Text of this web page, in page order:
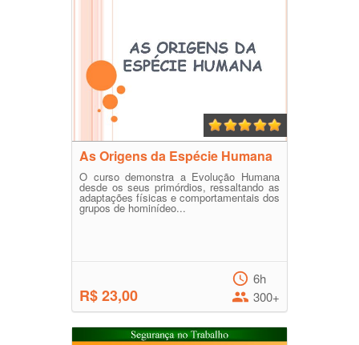
As Origens da Espécie Humana
O curso demonstra a Evolução Humana
desde os seus primórdios, ressaltando as
adaptações físicas e comportamentais dos
grupos de hominídeo...
R$ 23,00
6h
300+